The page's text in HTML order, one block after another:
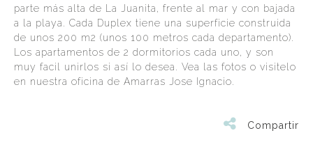
parte más alta de La Juanita, frente al mar y con bajada
a la playa. Cada Duplex tiene una superficie construida
de unos 200 m2 (unos 100 metros cada departamento).
Los apartamentos de 2 dormitorios cada uno, y son
muy facil unirlos si así lo desea. Vea las fotos o visitelo
en nuestra oficina de Amarras Jose Ignacio.
Compartir